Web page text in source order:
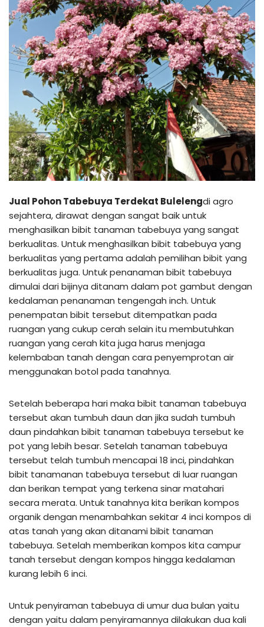
Jual Pohon Tabebuya Terdekat Bulelengdi agro
sejahtera, dirawat dengan sangat baik untuk
menghasilkan bibit tanaman tabebuya yang sangat
berkualitas. Untuk menghasilkan bibit tabebuya yang
berkualitas yang pertama adalah pemilihan bibit yang
berkualitas juga. Untuk penanaman bibit tabebuya
dimulai dari bijinya ditanam dalam pot gambut dengan
kedalaman penanaman tengengah inch. Untuk
penempatan bibit tersebut ditempatkan pada
ruangan yang cukup cerah selain itu membutuhkan
ruangan yang cerah kita juga harus menjaga
kelembaban tanah dengan cara penyemprotan air
menggunakan botol pada tanahnya.
Setelah beberapa hari maka bibit tanaman tabebuya
tersebut akan tumbuh daun dan jika sudah tumbuh
daun pindahkan bibit tanaman tabebuya tersebut ke
pot yang lebih besar. Setelah tanaman tabebuya
tersebut telah tumbuh mencapai 18 inci, pindahkan
bibit tanamanan tabebuya tersebut di luar ruangan
dan berikan tempat yang terkena sinar matahari
secara merata. Untuk tanahnya kita berikan kompos
organik dengan menambahkan sekitar 4 inci kompos di
atas tanah yang akan ditanami bibit tanaman
tabebuya. Setelah memberikan kompos kita campur
tanah tersebut dengan kompos hingga kedalaman
kurang lebih 6 inci.
Untuk penyiraman tabebuya di umur dua bulan yaitu
dengan yaitu dalam penyiramannya dilakukan dua kali